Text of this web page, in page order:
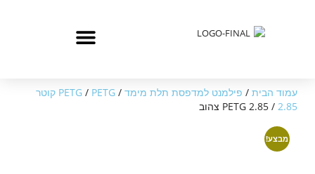
עמוד הבית / פילמנט למדפסת תלת מימד /
PETG /
PETG קוטר
2.85 / PETG 2.85 צהוב
מבצע!